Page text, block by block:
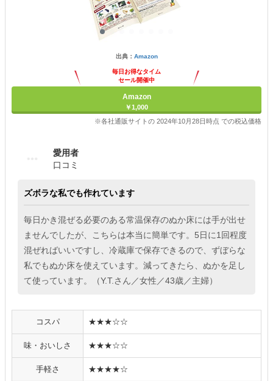
出典： Amazon
毎日お得なタイム
セール開催中
Amazon
￥1,000
※各社通販サイトの 2024年10月28日時点 での税込価格
愛用者
口コミ
ズボラな私でも作れています
毎日かき混ぜる必要のある常温保存のぬか床には手が出せ
ませんでしたが、こちらは本当に簡単です。5日に1回程度
混ぜればいいですし、冷蔵庫で保存できるので、ずぼらな
私でもぬか床を使えています。減ってきたら、ぬかを足し
て使っています。（Y.T.さん／女性／43歳／主婦）
コスパ ★★★☆☆
味・おいしさ ★★★☆☆
手軽さ ★★★★☆